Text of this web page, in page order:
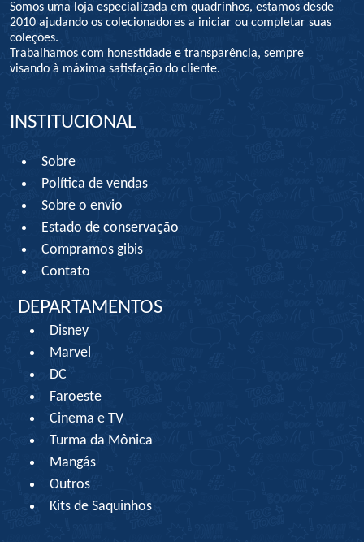
Somos uma loja especializada em quadrinhos, estamos desde
2010 ajudando os colecionadores a iniciar ou completar suas
coleções.
Trabalhamos com honestidade e transparência, sempre
visando à máxima satisfação do cliente.
INSTITUCIONAL
Sobre
Política de vendas
Sobre o envio
Estado de conservação
Compramos gibis
Contato
DEPARTAMENTOS
Disney
Marvel
DC
Faroeste
Cinema e TV
Turma da Mônica
Mangás
Outros
Kits de Saquinhos